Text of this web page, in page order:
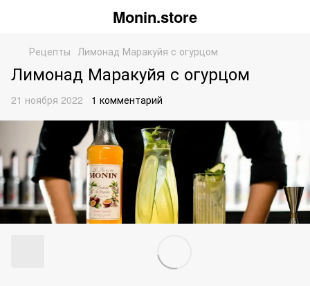
Monin.store
Рецепты Лимонад Маракуйя с огурцом
Лимонад Маракуйя с огурцом
21 ноября 2022 1 комментарий